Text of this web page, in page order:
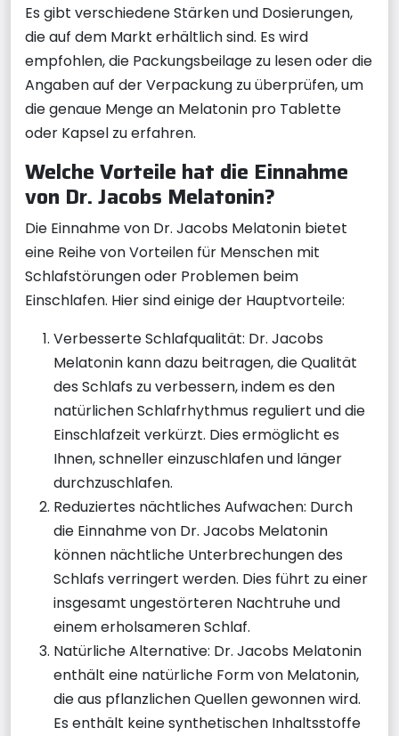
Es gibt verschiedene Stärken und Dosierungen,
die auf dem Markt erhältlich sind. Es wird
empfohlen, die Packungsbeilage zu lesen oder die
Angaben auf der Verpackung zu überprüfen, um
die genaue Menge an Melatonin pro Tablette
oder Kapsel zu erfahren.
Welche Vorteile hat die Einnahme
von Dr. Jacobs Melatonin?
Die Einnahme von Dr. Jacobs Melatonin bietet
eine Reihe von Vorteilen für Menschen mit
Schlafstörungen oder Problemen beim
Einschlafen. Hier sind einige der Hauptvorteile:
Verbesserte Schlafqualität: Dr. Jacobs
Melatonin kann dazu beitragen, die Qualität
des Schlafs zu verbessern, indem es den
natürlichen Schlafrhythmus reguliert und die
Einschlafzeit verkürzt. Dies ermöglicht es
Ihnen, schneller einzuschlafen und länger
durchzuschlafen.
Reduziertes nächtliches Aufwachen: Durch
die Einnahme von Dr. Jacobs Melatonin
können nächtliche Unterbrechungen des
Schlafs verringert werden. Dies führt zu einer
insgesamt ungestörteren Nachtruhe und
einem erholsameren Schlaf.
Natürliche Alternative: Dr. Jacobs Melatonin
enthält eine natürliche Form von Melatonin,
die aus pflanzlichen Quellen gewonnen wird.
Es enthält keine synthetischen Inhaltsstoffe